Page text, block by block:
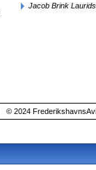
Jacob Brink
© 2024